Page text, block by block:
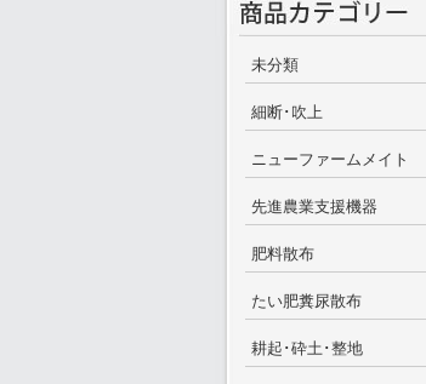
未分類
細断･吹上
ニューファームメイト
先進農業支援機器
肥料散布
たい肥糞尿散布
耕起･砕土･整地